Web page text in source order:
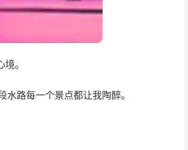
。
路每一个景点都让我陶醉。